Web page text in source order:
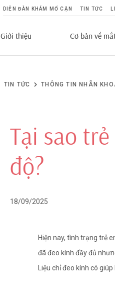
DIỄN ĐÀN KHÁM MỔ CẬN TIN TỨC
Giới thiệu Cơ bản về
TIN TỨC THÔNG TIN NHÃN
Tại sao
độ?
18/09/2025
Hiện nay, tình trạng trẻ
đã đeo kính đầy đủ
Liệu chỉ đeo kính có